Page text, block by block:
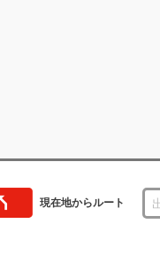
現在地からルート